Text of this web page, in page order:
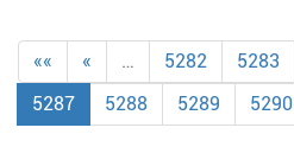
«« « … 5282 5283
5287
5288 5289 5290